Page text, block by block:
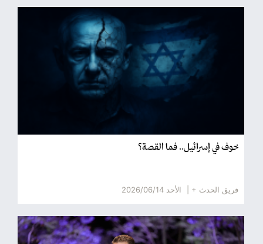
خوف في إسرائيل.. فما القصة؟
فريق الحدث + | الأحد 2026/06/14